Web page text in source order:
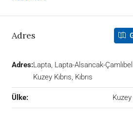
Adres
Adres:Lapta, Lapta-Alsancak-
Kuzey Kıbrıs, Kıbrıs
Ülke: